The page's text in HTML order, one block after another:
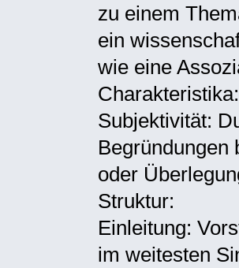
zu einem
ein
wie eine
Charakteristika:
Subjektivität:
Begründungen
oder
Struktur:
Einleitung:
im weitesten